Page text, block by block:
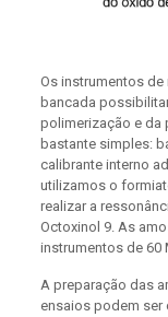
Os instrumentos de
bancada
polimerização e da
bastante simples:
calibrante interno
utilizamos o
realizar a
Octoxinol 9. As
instrumentos de 60
A preparação das
ensaios podem ser